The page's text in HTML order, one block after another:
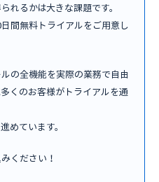
れるかは大きな課題です。
間無料トライアルをご用意し
の全機能を実際の業務で自由
くのお客様がトライアルを通
めています。
ください！